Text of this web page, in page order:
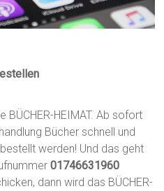
BÜCHER-HEIMAT. Ab sofort
Bücher schnell und
bestellt werden! Und das geht
01746631960
dann wird das BÜCHER-